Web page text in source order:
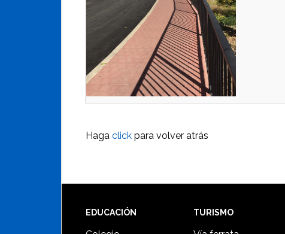
Haga click para volver atrás
Footer
EDUCACIÓN TURISMO